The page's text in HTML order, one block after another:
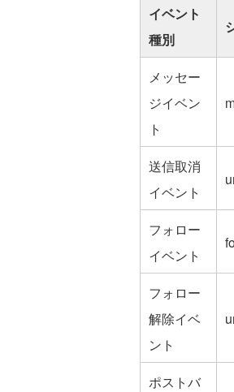
イベント
種別
メッセー
ジイベン
ト
送信取消
イベント
フォロー
イベント
フォロー
解除イベ
ント
ポストバ